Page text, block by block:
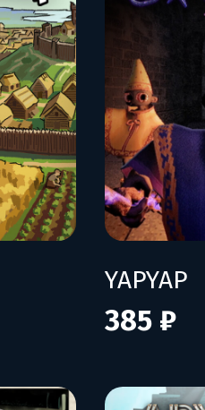
YAPYAP
385 ₽